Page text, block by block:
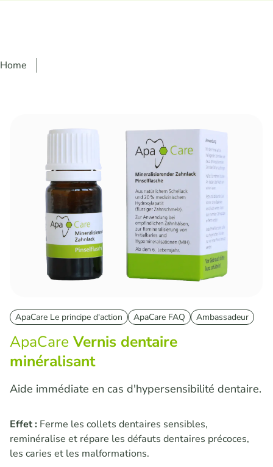
Home
ApaCare Le principe d'action ApaCare FAQ Ambassadeur
ApaCare Vernis dentaire
minéralisant
Aide immédiate en cas d'hypersensibilité dentaire.
Effet : Ferme les collets dentaires sensibles,
reminéralise et répare les défauts dentaires précoces,
les caries et les malformations.